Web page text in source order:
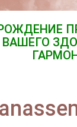
ВАШЕГО